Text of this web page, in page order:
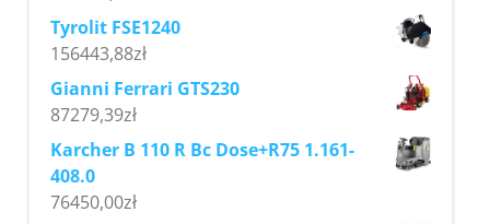
Tyrolit FSE1240
156443,88zł
Gianni Ferrari GTS230
87279,39zł
Karcher B 110 R Bc Dose+R75 1.161-
408.0
76450,00zł